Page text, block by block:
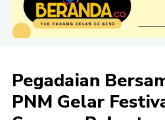
Pegadaian
PNM Gelar